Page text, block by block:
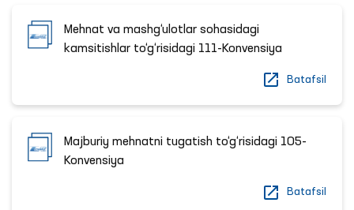
Mehnat va mashg‘ulotlar sohasidagi
kamsitishlar to‘g‘risidagi 111-Konvensiya
Batafsil
Majburiy mehnatni tugatish to‘g‘risidagi 105-
Konvensiya
Batafsil